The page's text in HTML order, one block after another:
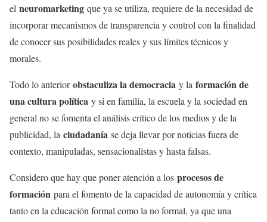
el neuromarketing que ya se utiliza, requiere de la necesidad de
incorporar mecanismos de transparencia y control con la finalidad
de conocer sus posibilidades reales y sus límites técnicos y
morales.
Todo lo anteriorobstaculiza la democracia y la formación de
una cultura política y si en familia, la escuela y la sociedad en
general no se fomenta el análisis crítico de los medios y de la
publicidad, la ciudadanía se deja llevar por noticias fuera de
contexto, manipuladas, sensacionalistas y hasta falsas.
Considero que hay que poner atención a los procesos de
formación para el fomento de la capacidad de autonomía y crítica
tanto en la educación formal como la no formal, ya que una